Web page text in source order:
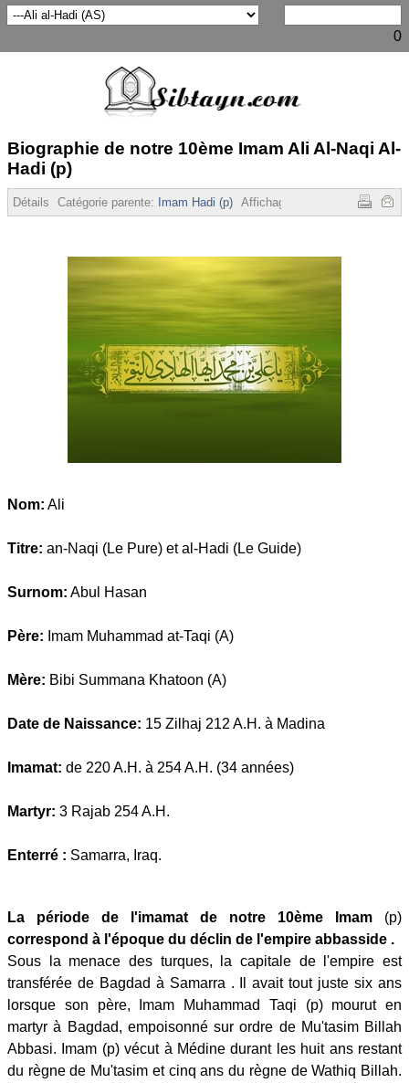
0
Biographie de notre 10ème Imam Ali Al-Naqi Al-
Hadi (p)
Détails Catégorie parente: Imam Hadi (p) Affichages :
Nom: Ali
Titre: an-Naqi (Le Pure) et al-Hadi (Le Guide)
Surnom: Abul Hasan
Père: Imam Muhammad at-Taqi (A)
Mère: Bibi Summana Khatoon (A)
Date de Naissance: 15 Zilhaj 212 A.H. à Madina
Imamat: de 220 A.H. à 254 A.H. (34 années)
Martyr: 3 Rajab 254 A.H.
Enterré : Samarra, Iraq.
La période de l'imamat de notre 10ème Imam (p)
correspond à l'époque du déclin de l'empire abbasside .
Sous la menace des turques, la capitale de l'empire est
transférée de Bagdad à Samarra . Il avait tout juste six ans
lorsque son père, Imam Muhammad Taqi (p) mourut en
martyr à Bagdad, empoisonné sur ordre de Mu'tasim Billah
Abbasi. Imam (p) vécut à Médine durant les huit ans restant
du règne de Mu'tasim et cinq ans du règne de Wathiq Billah.